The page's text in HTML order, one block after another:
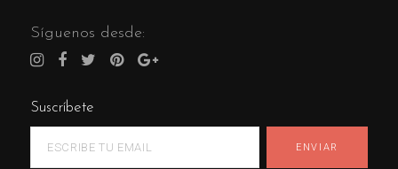
Síguenos desde:
Suscríbete